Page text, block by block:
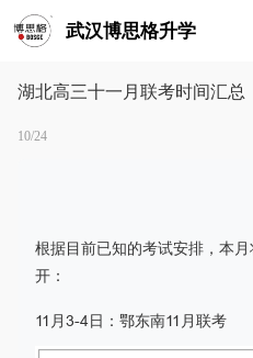
武汉博思格升学
湖北高三十一月联考时间汇总
10/24
根据目前已知的考试安排，本
开：
11月3-4日：鄂东南11月联考